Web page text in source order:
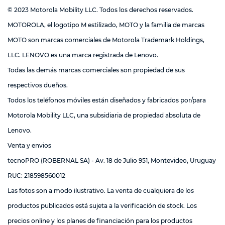
© 2023 Motorola Mobility LLC. Todos los derechos reservados.
MOTOROLA, el logotipo M estilizado, MOTO y la familia de marcas
MOTO son marcas comerciales de Motorola Trademark Holdings,
LLC. LENOVO es una marca registrada de Lenovo.
Todas las demás marcas comerciales son propiedad de sus
respectivos dueños.
Todos los teléfonos móviles están diseñados y fabricados por/para
Motorola Mobility LLC, una subsidiaria de propiedad absoluta de
Lenovo.
Venta y envios
tecnoPRO (ROBERNAL SA) - Av. 18 de Julio 951, Montevideo, Uruguay
RUC: 218598560012
Las fotos son a modo ilustrativo. La venta de cualquiera de los
productos publicados está sujeta a la verificación de stock. Los
precios online y los planes de financiación para los productos